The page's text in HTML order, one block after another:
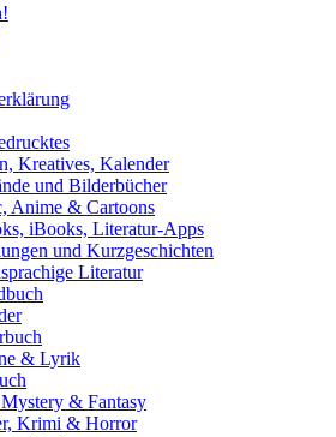
Kreatives, Kalender
und Bilderbücher
Anime & Cartoons
iBooks, Literatur-Apps
und Kurzgeschichten
Literatur
& Lyrik
& Fantasy
Krimi & Horror